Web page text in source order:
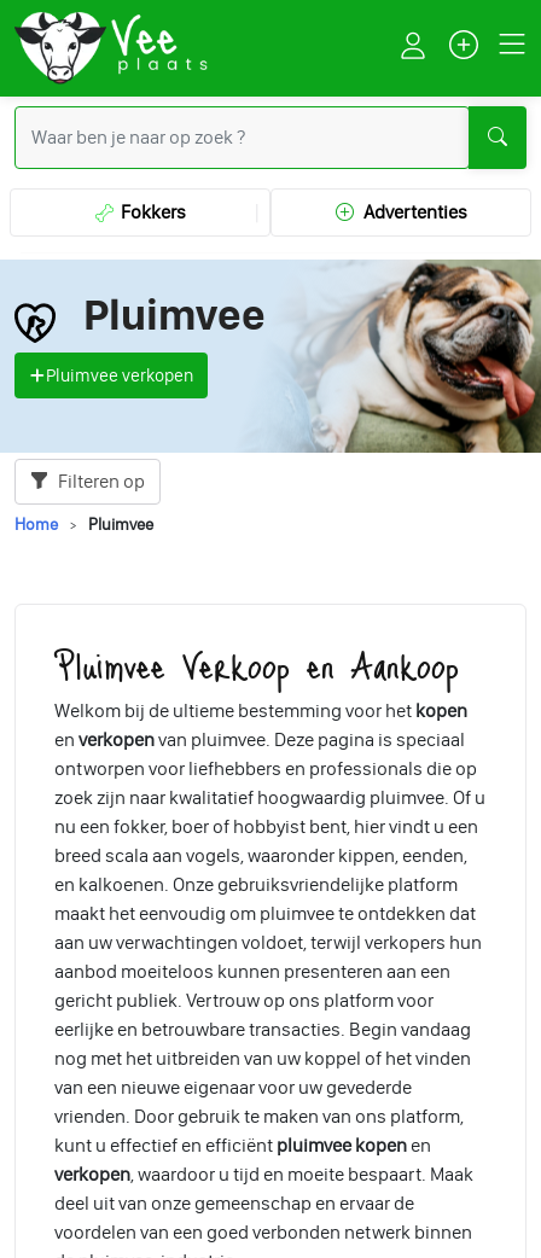
Fokkers Advertenties
Pluimvee
Pluimvee verkopen
Filteren op
Home Pluimvee
Pluimvee Verkoop en Aankoop
Welkom bij de ultieme bestemming voor het kopen
en verkopenvan pluimvee. Deze pagina is speciaal
ontworpen voor liefhebbers en professionals die op
zoek zijn naar kwalitatief hoogwaardig pluimvee. Of u
nu een fokker, boer of hobbyist bent, hier vindt u een
breed scala aan vogels, waaronder kippen, eenden,
en kalkoenen. Onze gebruiksvriendelijke platform
maakt het eenvoudig om pluimvee te ontdekken dat
aan uw verwachtingen voldoet, terwijl verkopers hun
aanbod moeiteloos kunnen presenteren aan een
gericht publiek. Vertrouw op ons platform voor
eerlijke en betrouwbare transacties. Begin vandaag
nog met het uitbreiden van uw koppel of het vinden
van een nieuwe eigenaar voor uw gevederde
vrienden. Door gebruik te maken van ons platform,
kunt u effectief en efficiënt pluimvee kopen en
verkopen, waardoor u tijd en moeite bespaart. Maak
deel uit van onze gemeenschap en ervaar de
voordelen van een goed verbonden netwerk binnen